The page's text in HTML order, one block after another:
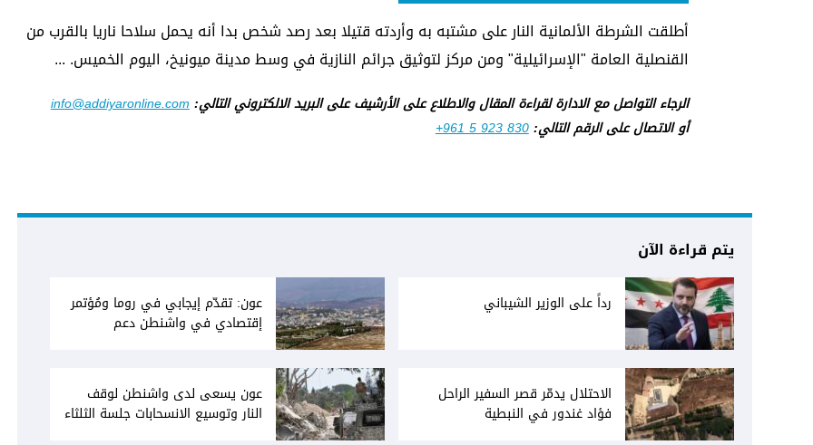
أطلقت الشرطة الألمانية النار على مشتبه به وأردته قتيلا بعد رصد شخص بدا أنه يحمل سلاحا ناريا بالقرب من
القنصلية العامة "الإسرائيلية" ومن مركز لتوثيق جرائم النازية في وسط مدينة ميونيخ، اليوم الخميس. ...
الرجاء التواصل مع الادارة لقراءة المقال والاطلاع على الأرشيف على البريد الالكتروني التالي:info@addiyaronline.com
أو الاتصال على الرقم التالي:+961 5 923 830
يتم قراءة الآن
رداً على الوزير الشيباني
عون: تقدّم إيجابي في روما ومُؤتمر
إقتصادي في واشنطن دعم
الاحتلال يدمّر قصر السفير الراحل
فؤاد غندور في النبطية
عون يسعى لدى واشنطن لوقف
النار وتوسيع الانسحابات جلسة الثلثاء